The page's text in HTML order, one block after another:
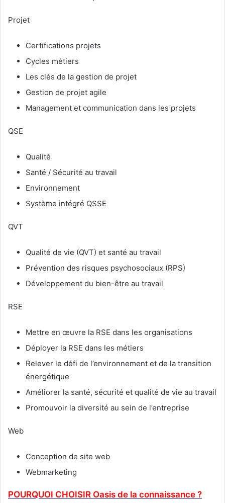
Projet
Certifications projets
Cycles métiers
Les clés de la gestion de projet
Gestion de projet agile
Management et communication dans les projets
QSE
Qualité
Santé / Sécurité au travail
Environnement
Système intégré QSSE
QVT
Qualité de vie (QVT) et santé au travail
Prévention des risques psychosociaux (RPS)
Développement du bien-être au travail
RSE
Mettre en œuvre la RSE dans les organisations
Déployer la RSE dans les métiers
Relever le défi de l’environnement et de la transition
énergétique
Améliorer la santé, sécurité et qualité de vie au travail
Promouvoir la diversité au sein de l’entreprise
Web
Conception de site web
Webmarketing
POURQUOI CHOISIR Oasis de la connaissance ?